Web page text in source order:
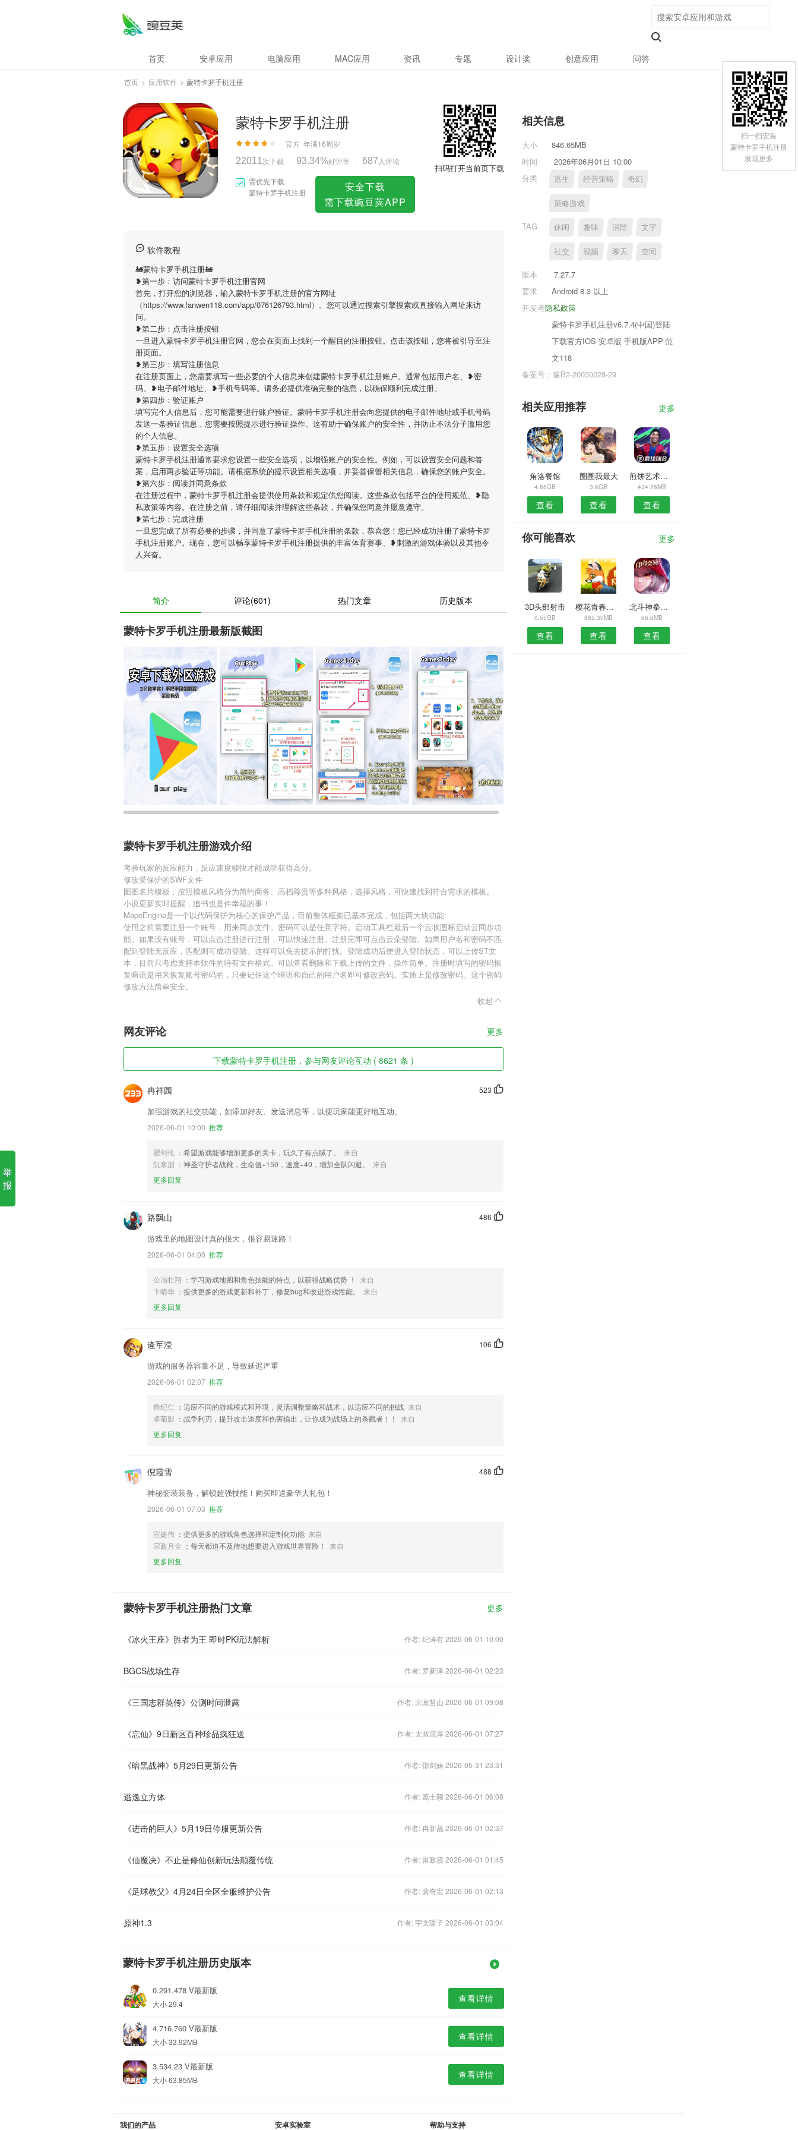
首页 安卓应用 电脑应用 MAC应用 资讯 专题 设计奖 创意应用 问答
首页 > 应用软件 > 蒙特卡罗手机注册
蒙特卡罗手机注册
官方 年满16周岁
22011 次下载 93.34%好评率 687 人评论
需优先下载
蒙特卡罗手机注册
安全下载
需下载豌豆荚APP
扫码打开当前页下载
软件教程
🚂蒙特卡罗手机注册🚂
❥第一步：访问蒙特卡罗手机注册官网
首先，打开您的浏览器，输入蒙特卡罗手机注册的官方网址
（https://www.fanwen118.com/app/076126793.html）。您可以通过搜索引擎搜索或直接输入网址来访
问。
❥第二步：点击注册按钮
一旦进入蒙特卡罗手机注册官网，您会在页面上找到一个醒目的注册按钮。点击该按钮，您将被引导至注
册页面。
❥第三步：填写注册信息
在注册页面上，您需要填写一些必要的个人信息来创建蒙特卡罗手机注册账户。通常包括用户名、❥密
码、❥电子邮件地址、❥手机号码等。请务必提供准确完整的信息，以确保顺利完成注册。
❥第四步：验证账户
填写完个人信息后，您可能需要进行账户验证。蒙特卡罗手机注册会向您提供的电子邮件地址或手机号码
发送一条验证信息，您需要按照提示进行验证操作。这有助于确保账户的安全性，并防止不法分子滥用您
的个人信息。
❥第五步：设置安全选项
蒙特卡罗手机注册通常要求您设置一些安全选项，以增强账户的安全性。例如，可以设置安全问题和答
案，启用两步验证等功能。请根据系统的提示设置相关选项，并妥善保管相关信息，确保您的账户安全。
❥第六步：阅读并同意条款
在注册过程中，蒙特卡罗手机注册会提供使用条款和规定供您阅读。这些条款包括平台的使用规范、❥隐
私政策等内容。在注册之前，请仔细阅读并理解这些条款，并确保您同意并愿意遵守。
❥第七步：完成注册
一旦您完成了所有必要的步骤，并同意了蒙特卡罗手机注册的条款，恭喜您！您已经成功注册了蒙特卡罗
手机注册账户。现在，您可以畅享蒙特卡罗手机注册提供的丰富体育赛事、❥刺激的游戏体验以及其他令
人兴奋。
简介 评论(601) 热门文章 历史版本
蒙特卡罗手机注册最新版截图
蒙特卡罗手机注册游戏介绍
考验玩家的反应能力，反应速度够快才能成功获得高分。
修改受保护的SWF文件
图图名片模板，按照模板风格分为简约商务、高档尊贵等多种风格，选择风格，可快速找到符合需求的模板。
小说更新实时提醒，追书也是件幸福的事！
MapoEngine是一个以代码保护为核心的保护产品，目前整体框架已基本完成，包括两大块功能:
使用之前需要注册一个账号，用来同步文件。密码可以是任意字符。启动工具栏最后一个云状图标启动云同步功
能。如果没有账号，可以点击注册进行注册，可以快速注册。注册完即可点击云朵登陆。如果用户名和密码不匹
配则登陆无反应，匹配则可成功登陆。这样可以免去提示的打扰。登陆成功后便进入登陆状态，可以上传ST文
本，目前只考虑支持本软件的特有文件格式。可以查看删除和下载上传的文件，操作简单。注册时填写的密码恢
复暗语是用来恢复账号密码的，只要记住这个暗语和自己的用户名即可修改密码。实质上是修改密码。这个密码
修改方法简单安全。
收起
网友评论 更多
下载蒙特卡罗手机注册，参与网友评论互动 ( 8621 条 )
523
冉祥园
加强游戏的社交功能，如添加好友、发送消息等，以便玩家能更好地互动。
2026-06-01 10:00 推荐
翟剑伦 ：希望游戏能够增加更多的关卡，玩久了有点腻了。
来自
阮寒朋 ：神圣守护者战靴，生命值+150，速度+40，增加全队闪避。
来自
更多回复
486
路飘山
游戏里的地图设计真的很大，很容易迷路！
2026-06-01 04:00 推荐
公冶壮翔 ：学习游戏地图和角色技能的特点，以获得战略优势 ！
来自
卞晴华 ：提供更多的游戏更新和补丁，修复bug和改进游戏性能。
来自
更多回复
106
逄军滢
游戏的服务器容量不足，导致延迟严重
2026-06-01 02:07 推荐
詹纪仁 ：适应不同的游戏模式和环境，灵活调整策略和战术，以适应不同的挑战 来自
卓菊影 ：战争利刃，提升攻击速度和伤害输出，让你成为战场上的杀戮者！！
来自
更多回复
488
倪霞雪
神秘套装装备，解锁超强技能！购买即送豪华大礼包！
2026-06-01 07:03 推荐
宣婕伟 ：提供更多的游戏角色选择和定制化功能 来自
宗政月全 ：每天都迫不及待地想要进入游戏世界冒险！
来自
更多回复
蒙特卡罗手机注册热门文章 更多
《冰火王座》胜者为王 即时PK玩法解析 作者: 纪涛有 2026-06-01 10:00
BGCS战场生存 作者: 罗新泽 2026-06-01 02:23
《三国志群英传》公测时间泄露 作者: 宗政哲山 2026-06-01 09:08
《忘仙》9日新区百种珍品疯狂送 作者: 太叔震厚 2026-06-01 07:27
《暗黑战神》5月29日更新公告 作者: 邵剑妹 2026-05-31 23:31
逃逸立方体 作者: 葛士颖 2026-06-01 06:08
《进击的巨人》5月19日停服更新公告 作者: 冉新菡 2026-06-01 02:37
《仙魔决》不止是修仙创新玩法颠覆传统 作者: 雷政霞 2026-06-01 01:45
《足球教父》4月24日全区全服维护公告 作者: 裴奇宏 2026-06-01 02:13
原神1.3 作者: 宇文瑗子 2026-06-01 03:04
蒙特卡罗手机注册历史版本
0.291.478 V最新版
大小 29.4 查看详情
4.716.760 V最新版
大小 33.92MB 查看详情
3.534.23 V最新版
大小 63.85MB 查看详情
相关信息
大小
846.65MB
时间
2026年06月01日 10:00
分类
逃生 经营策略 奇幻
策略游戏
TAG 休闲 趣味 消除 文字
社交 视频 聊天 空间
版本
7.27.7
要求
Android 8.3 以上
隐私政策
开发者
蒙特卡罗手机注册v6.7.4(中国)登陆
下载官方IOS 安卓版 手机版APP-范
文118
备案号：豫B2-20030028-29
相关应用推荐 更多
角洛餐馆
4.88GB
查看
圈圈我最大
3.6GB
查看
煎饼艺术大师
434.76MB
查看
你可能喜欢 更多
3D头部射击
0.55GB
查看
樱花青春校园
885.30MB
查看
北斗神拳救世主传说
66.6MB
查看
我们的产品 安卓实验室 帮助与支持
扫一扫安装
蒙特卡罗手机注册
发现更多
举
报